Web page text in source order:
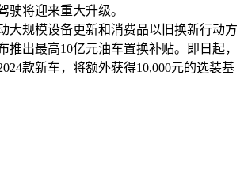
驶将迎来重大升级。
大规模设备更新和消费品以旧换新行动方
推出最高10亿元油车置换补贴。即日起，
款新车，将额外获得10,000元的选装基